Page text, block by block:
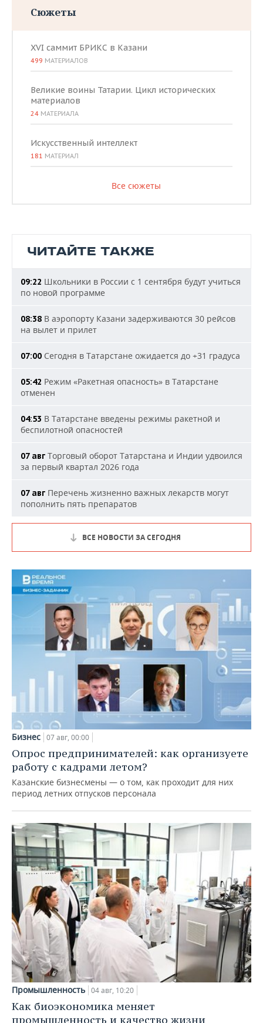
Сюжеты
XVI саммит БРИКС в Казани
499 МАТЕРИАЛОВ
Великие воины Татарии. Цикл исторических
материалов
24 МАТЕРИАЛА
Искусственный интеллект
181 МАТЕРИАЛ
Все сюжеты
ЧИТАЙТЕ ТАКЖЕ
09:22 Школьники в России с 1 сентября будут учиться
по новой программе
08:38 В аэропорту Казани задерживаются 30 рейсов
на вылет и прилет
07:00 Сегодня в Татарстане ожидается до +31 градуса
05:42 Режим «Ракетная опасность» в Татарстане
отменен
04:53 В Татарстане введены режимы ракетной и
беспилотной опасностей
07 авг Торговый оборот Татарстана и Индии удвоился
за первый квартал 2026 года
07 авг Перечень жизненно важных лекарств могут
пополнить пять препаратов
ВСЕ НОВОСТИ ЗА СЕГОДНЯ
Бизнес 07 авг, 00:00
Опрос предпринимателей: как организуете
работу с кадрами летом?
Казанские бизнесмены — о том, как проходит для них
период летних отпусков персонала
Промышленность 04 авг, 10:20
Как биоэкономика меняет
промышленность и качество жизни